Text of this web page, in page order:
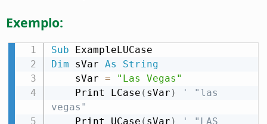
Exemplo:
Sub
Dim sVar As
String
    sVar
=
"Las Vegas"
    Print LCase
( sVar )
' "las
vegas"
    Print UCase
( sVar )
' "LAS